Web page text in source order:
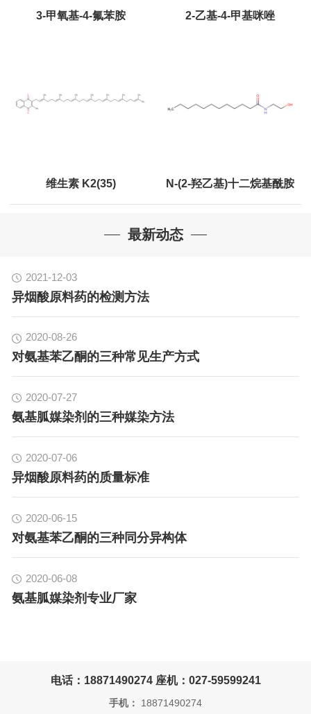
3-甲氧基-4-氟苯胺 2-乙基-4-甲基咪唑
维生素 K2(35) N-(2-羟乙基)十二烷基酰胺
最新动态
2021-12-03
异烟酸原料药的检测方法
2020-08-26
对氨基苯乙酮的三种常见生产方式
2020-07-27
氨基胍媒染剂的三种媒染方法
2020-07-06
异烟酸原料药的质量标准
2020-06-15
对氨基苯乙酮的三种同分异构体
2020-06-08
氨基胍媒染剂专业厂家
电话：18871490274 座机：027-59599241
手机： 18871490274